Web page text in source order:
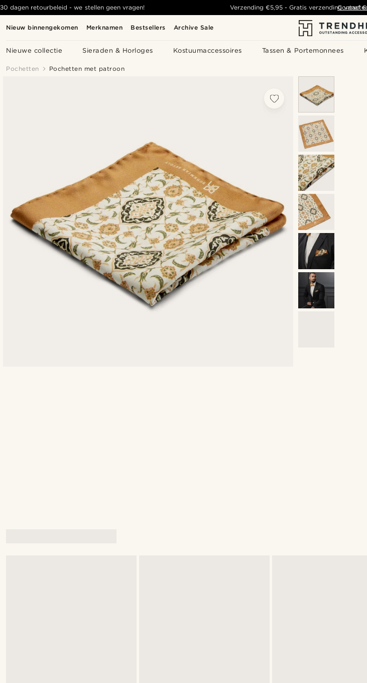
Nieuw binnengekomen Merknamen Bestsellers Archive Sale
Nieuwe collectie Sieraden & Horloges Kostuumaccessoires Tassen & Portemonnees
30 dagen retourbeleid - we stellen geen vragen! Verzending €5,95- Gratis verzending vanaf
Pochetten Pochetten met patroon